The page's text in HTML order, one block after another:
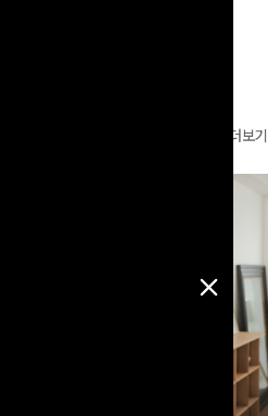
더보기